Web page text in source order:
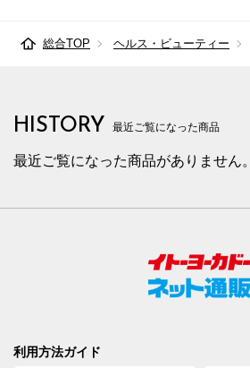
総合TOP ヘルス・ビューティー
HISTORY 最近ご覧になった商品
最近ご覧になった商品がありません。
利用方法ガイド